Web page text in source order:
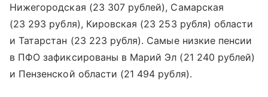
Нижегородская (23 307 рублей), Самарская
(23 293 рубля), Кировская (23 253 рубля) области
и Татарстан (23 223 рубля). Самые низкие пенсии
в ПФО зафиксированы в Марий Эл (21 240 рублей)
и Пензенской области (21 494 рубля).